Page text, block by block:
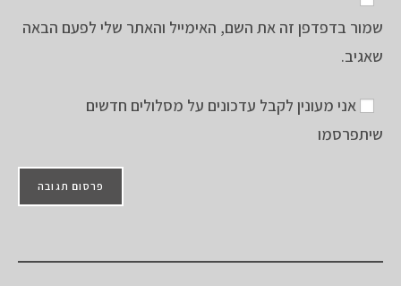
כדי
אתר
האינטרנט
שלך
שמור בדפדפן זה את השם, האימייל והאתר שלי לפעם הבאה
שאגיב.
אני מעונין לקבל עדכונים על מסלולים חדשים
שיתפרסמו